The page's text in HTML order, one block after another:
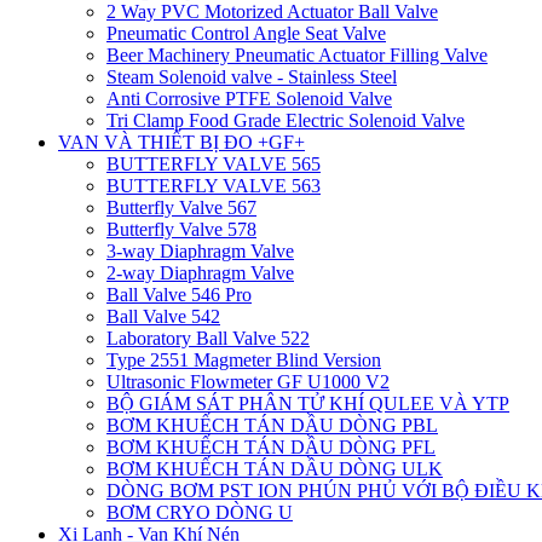
2 Way PVC Motorized Actuator Ball Valve
Pneumatic Control Angle Seat Valve
Beer Machinery Pneumatic Actuator Filling Valve
Steam Solenoid valve - Stainless Steel
Anti Corrosive PTFE Solenoid Valve
Tri Clamp Food Grade Electric Solenoid Valve
VAN VÀ THIẾT BỊ ĐO +GF+
BUTTERFLY VALVE 565
BUTTERFLY VALVE 563
Butterfly Valve 567
Butterfly Valve 578
3-way Diaphragm Valve
2-way Diaphragm Valve
Ball Valve 546 Pro
Ball Valve 542
Laboratory Ball Valve 522
Type 2551 Magmeter Blind Version
Ultrasonic Flowmeter GF U1000 V2
BỘ GIÁM SÁT PHÂN TỬ KHÍ QULEE VÀ YTP
BƠM KHUẾCH TÁN DẦU DÒNG PBL
BƠM KHUẾCH TÁN DẦU DÒNG PFL
BƠM KHUẾCH TÁN DẦU DÒNG ULK
DÒNG BƠM PST ION PHÚN PHỦ VỚI BỘ ĐIỀU
BƠM CRYO DÒNG U
Xi Lanh - Van Khí Nén